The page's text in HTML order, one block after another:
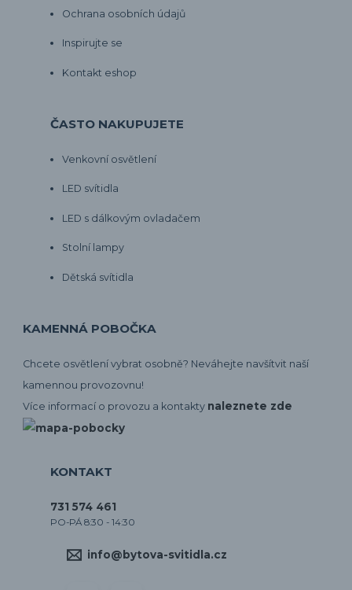
Ochrana osobních údajů
Inspirujte se
Kontakt eshop
ČASTO NAKUPUJETE
Venkovní osvětlení
LED svítidla
LED s dálkovým ovladačem
Stolní lampy
Dětská svítidla
KAMENNÁ POBOČKA
Chcete osvětlení vybrat osobně? Neváhejte navšítvit naší
kamennou provozovnu!
Více informací o provozu a kontakty naleznete zde
KONTAKT
731 574 461
PO-PÁ 8:30 - 14:30
info@bytova-svitidla.cz